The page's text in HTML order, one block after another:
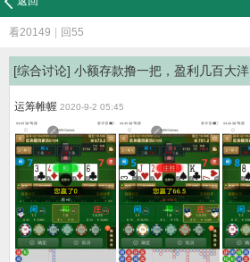
看20149 回55
[综合讨论] 小额存款撸一把，盈利几百大洋
运筹帷幄 2020-9-2 05:45